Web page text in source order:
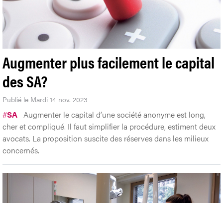
Augmenter plus facilement le capital
des SA?
Publié le Mardi 14 nov. 2023
#SA Augmenter le capital d’une société anonyme est long,
cher et compliqué. Il faut simplifier la procédure, estiment deux
avocats. La proposition suscite des réserves dans les milieux
concernés.